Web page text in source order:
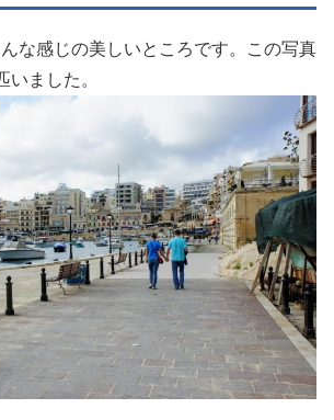
な感じの美しいところです。この写真
いました。